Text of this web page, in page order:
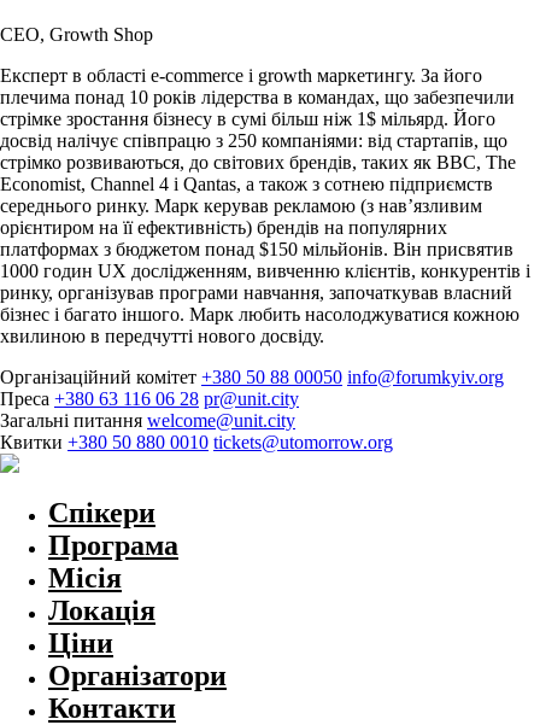
CEO, Growth Shop
Eксперт в області e-commerce і growth маркетингу. За його
плечима понад 10 років лідерства в командах, що забезпечили
стрімке зростання бізнесу в сумі більш ніж 1$ мільярд. Його
досвід налічує співпрацю з 250 компаніями: від стартапів, що
стрімко розвиваються, до світових брендів, таких як BBC, The
Economist, Channel 4 і Qantas, а також з сотнею підприємств
середнього ринку. Марк керував рекламою (з нав’язливим
орієнтиром на її ефективність) брендів на популярних
платформах з бюджетом понад $150 мільйонів. Він присвятив
1000 годин UX дослідженням, вивченню клієнтів, конкурентів і
ринку, організував програми навчання, започаткував власний
бізнес і багато іншого. Марк любить насолоджуватися кожною
хвилиною в передчутті нового досвіду.
Організаційний комітет +380 50 88 00050 info@forumkyiv.org
Преса +380 63 116 06 28 pr@unit.city
Загальні питання welcome@unit.city
Квитки +380 50 880 0010 tickets@utomorrow.org
Спікери
Програма
Місія
Локація
Ціни
Організатори
Контакти